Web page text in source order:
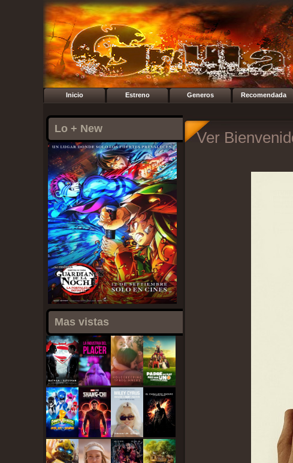
Inicio Estreno Generos Recomendada
Lo + New
Mas vistas
Ver